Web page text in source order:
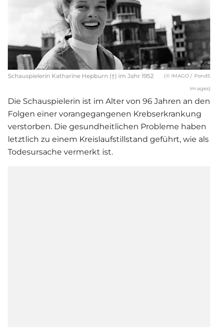
Schauspielerin Katharine Hepburn (†) im Jahr 1952 (© IMAGO / Pond5
Images)
Die Schauspielerin ist im Alter von 96 Jahren an den
Folgen einer vorangegangenen Krebserkrankung
verstorben. Die gesundheitlichen Probleme haben
letztlich zu einem Kreislaufstillstand geführt, wie als
Todesursache vermerkt ist.